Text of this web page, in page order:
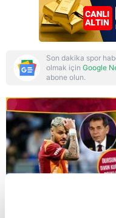
Reddet
Son dakika spor
olmak için Google
abone olun.